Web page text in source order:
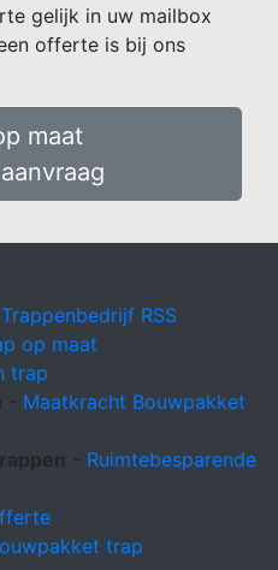
gelijk in uw mailbox
offerte is bij ons
maat
Trappenbedrijf RSS
op maat
trap
Maatkracht Bouwpakket
Ruimtebesparende
trap